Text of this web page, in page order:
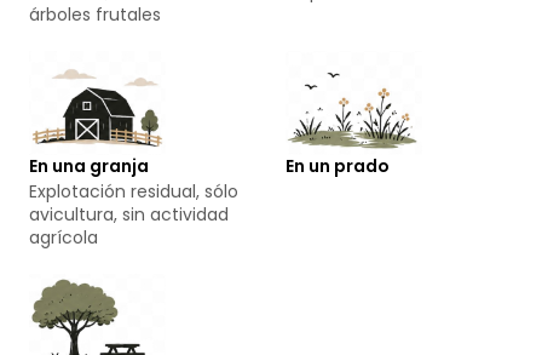
árboles frutales
En una granja
Explotación residual, sólo
avicultura, sin actividad
agrícola
En un prado